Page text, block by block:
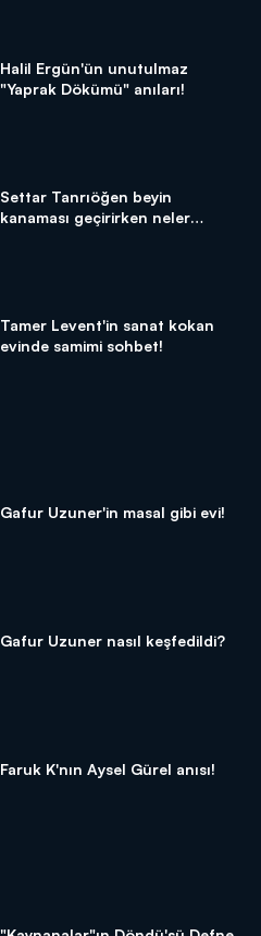
Halil Ergün'ün unutulmaz
"Yaprak Dökümü" anıları!
Settar Tanrıöğen beyin
kanaması geçirirken neler
Tamer Levent'in sanat kokan
evinde samimi sohbet!
Gafur Uzuner'in masal gibi evi!
Gafur Uzuner nasıl keşfedildi?
Faruk K'nın Aysel Gürel anısı!